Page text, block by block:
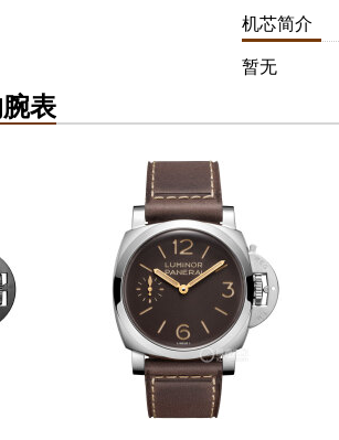
机芯简介
暂无
表